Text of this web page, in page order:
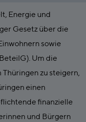
Energie und
Gesetz über die
sowie
Um die
zu steigern,
einen
finanzielle
und Bürgern